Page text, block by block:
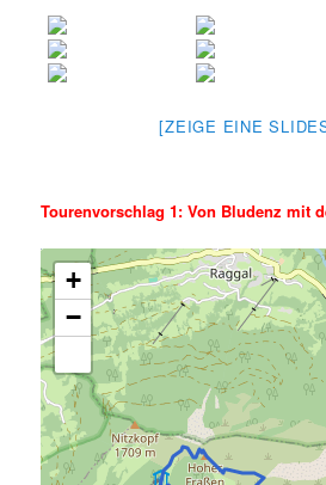
[ZEIGE EINE
Tourenvorschlag 1: Von Bludenz mit
+
−